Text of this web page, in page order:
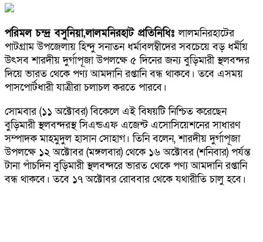
পরিমল চন্দ্র বসুনিয়া,লালমনিরহাট প্রতিনিধিঃলালমনিরহাটের
পাটগ্রাম উপজেলায় হিন্দু সনাতন ধর্মাবলম্বীদের সবচেয়ে বড় ধর্মীয়
উৎসব শারদীয় দুর্গাপূজা উপলক্ষে ৫ দিনের জন্য বুড়িমারী স্থলবন্দর
দিয়ে ভারত থেকে পণ্য আমদানি রপ্তানি বন্ধ থাকবে। তবে এসময়
পাসপোর্টধারী যাত্রীরা চলাচল করতে পারবে।
সোমবার (১১ অক্টোবর) বিকেলে এই বিষয়টি নিশ্চিত করেছেন
বুড়িমারী স্থলবন্দরস্থ সিএন্ডএফ এজেন্ট এসোসিয়েশনের সাধারণ
সম্পাদক মাহমুদুল হাসান সোহাগ। তিনি বলেন, শারদীয় দুর্গাপূজা
উপলক্ষে ১২ অক্টোবর (মঙ্গলবার) থেকে ১৬ অক্টোবর (শনিবার) পর্যন্ত
টানা পাঁচদিন বুড়িমারী স্থলবন্দরে ভারত থেকে পণ্য আমদানি রপ্তানি
বন্ধ থাকবে। তবে ১৭ অক্টোবর রোববার থেকে যথারীতি চালু হবে।